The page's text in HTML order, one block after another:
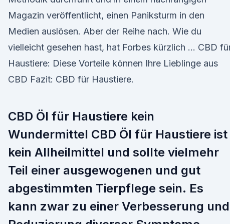
Magazin veröffentlicht, einen Paniksturm in den
Medien auslösen. Aber der Reihe nach. Wie du
vielleicht gesehen hast, hat Forbes kürzlich … CBD
Haustiere: Diese Vorteile können Ihre Lieblinge aus
CBD Fazit: CBD für Haustiere.
CBD Öl für Haustiere kein
Wundermittel CBD Öl für Haustiere ist
kein Allheilmittel und sollte vielmehr
Teil einer ausgewogenen und gut
abgestimmten Tierpflege sein. Es
kann zwar zu einer Verbesserung und